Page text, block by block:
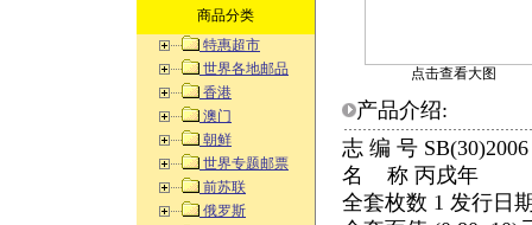
商品分类
特惠超市
世界各地邮品
香港
澳门
朝鲜
世界专题邮票
前苏联
俄罗斯
点击查看大图
产品介绍:
志 编 号
名 称 丙戌年
全套枚数 1 发行日